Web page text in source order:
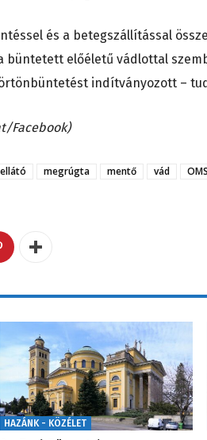
és a betegszállítással
büntetett előéletű vádlottal
indítványozott –
Facebook)
megrúgta mentő vád
HAZÁNK - KÖZÉLET